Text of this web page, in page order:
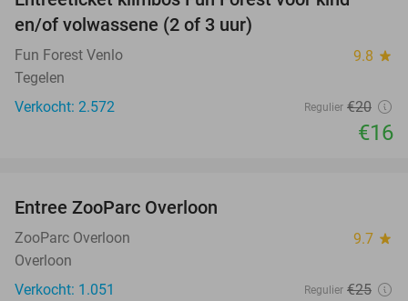
en/of volwassene (2 of 3 uur)
Fun Forest Venlo 9.8 star
Tegelen
Verkocht: 2.572
Regulier €20
€16
Entree ZooParc Overloon
ZooParc Overloon 9.7 star
Overloon
Verkocht: 1.051
Regulier €25